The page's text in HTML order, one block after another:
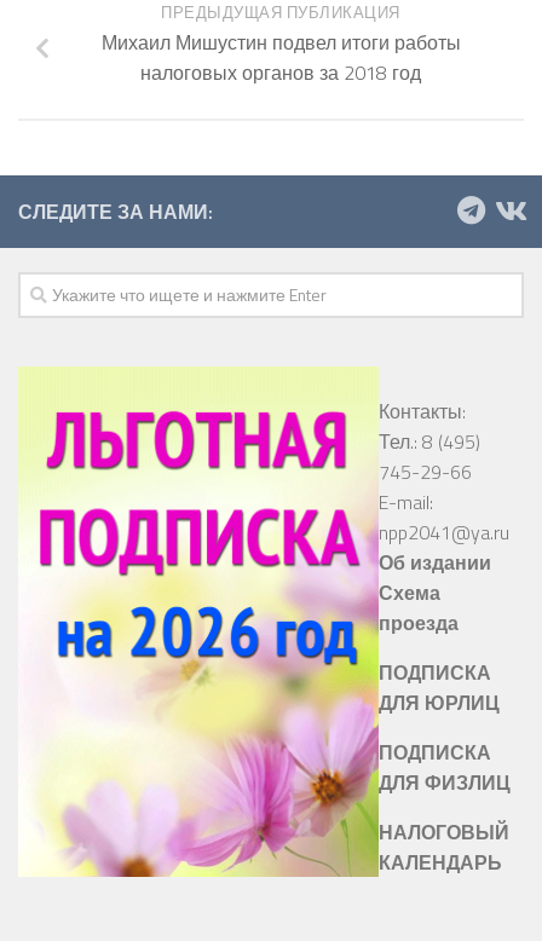
ПРЕДЫДУЩАЯ ПУБЛИКАЦИЯ
Михаил Мишустин подвел итоги работы
налоговых органов за 2018 год
СЛЕДИТЕ ЗА НАМИ:
Контакты:
Тел.: 8 (495)
745-29-66
E-mail:
npp2041@ya.ru
Об издании
Схема
проезда
ПОДПИСКА
ДЛЯ ЮРЛИЦ
ПОДПИСКА
ДЛЯ ФИЗЛИЦ
НАЛОГОВЫЙ
КАЛЕНДАРЬ